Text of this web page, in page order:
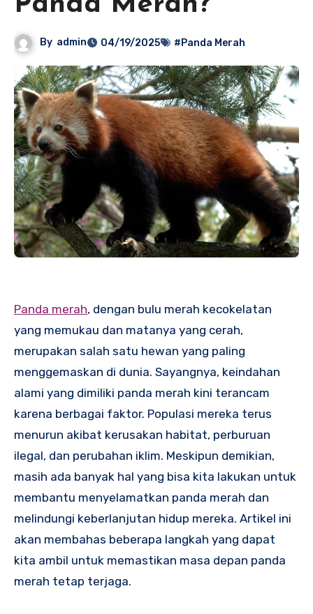
By admin 04/19/2025 #Panda Merah
Panda merah, dengan bulu merah kecokelatan
yang memukau dan matanya yang cerah,
merupakan salah satu hewan yang paling
menggemaskan di dunia. Sayangnya, keindahan
alami yang dimiliki panda merah kini terancam
karena berbagai faktor. Populasi mereka terus
menurun akibat kerusakan habitat, perburuan
ilegal, dan perubahan iklim. Meskipun demikian,
masih ada banyak hal yang bisa kita lakukan untuk
membantu menyelamatkan panda merah dan
melindungi keberlanjutan hidup mereka. Artikel ini
akan membahas beberapa langkah yang dapat
kita ambil untuk memastikan masa depan panda
merah tetap terjaga.